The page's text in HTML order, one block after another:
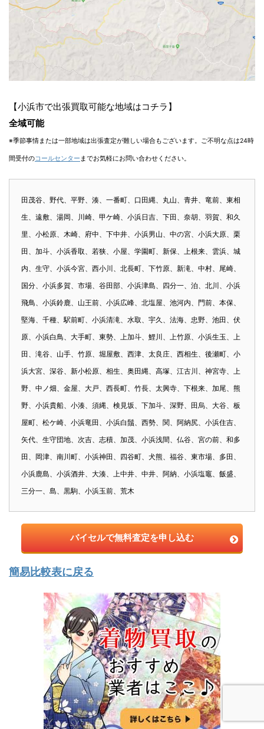
【小浜市で出張買取可能な地域はコチラ】
全域可能
※季節事情または一部地域は出張査定が難しい場合もございます。ご不明な点は24時
間受付のコールセンター までお気軽にお問い合わせください。
田茂谷、野代、平野、湊、一番町、口田縄、丸山、青井、竜前、東相
生、遠敷、湯岡、川崎、甲ケ崎、小浜日吉、下田、奈胡、羽賀、和久
里、小松原、木崎、府中、下中井、小浜男山、中の宮、小浜大原、栗
田、加斗、小浜香取、若狭、小屋、学園町、新保、上根来、雲浜、城
内、生守、小浜今宮、西小川、北長町、下竹原、新滝、中村、尾崎、
国分、小浜多賀、市場、谷田部、小浜津島、四分一、泊、北川、小浜
飛鳥、小浜鈴鹿、山王前、小浜広峰、北塩屋、池河内、門前、本保、
堅海、千種、駅前町、小浜清滝、水取、宇久、法海、忠野、池田、伏
原、小浜白鳥、大手町、東勢、上加斗、鯉川、上竹原、小浜生玉、上
田、滝谷、山手、竹原、堀屋敷、西津、太良庄、西相生、後瀬町、小
浜大宮、深谷、新小松原、相生、奥田縄、高塚、江古川、神宮寺、上
野、中ノ畑、金屋、大戸、西長町、竹長、太興寺、下根来、加尾、熊
野、小浜貴船、小湊、須縄、検見坂、下加斗、深野、田烏、大谷、板
屋町、松ケ崎、小浜竜田、小浜白鬚、西勢、関、阿納尻、小浜住吉、
矢代、生守団地、次吉、志積、加茂、小浜浅間、仏谷、宮の前、和多
田、岡津、南川町、小浜神田、四谷町、犬熊、福谷、東市場、多田、
小浜鹿島、小浜酒井、大湊、上中井、中井、阿納、小浜塩竈、飯盛、
三分一、島、黒駒、小浜玉前、荒木
バイセルで無料査定を申し込む
簡易比較表に戻る